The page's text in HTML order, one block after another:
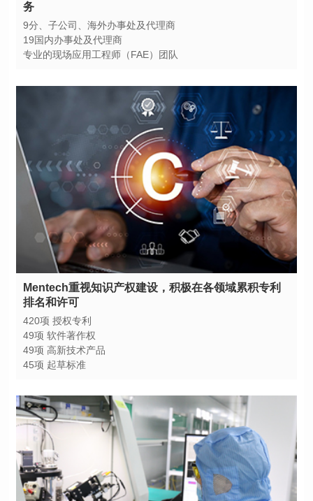
务
9分、子公司、海外办事处及代理商
19国内办事处及代理商
专业的现场应用工程师（FAE）团队
排名和许可
420项 授权专利
49项 软件著作权
49项 高新技术产品
45项 起草标准